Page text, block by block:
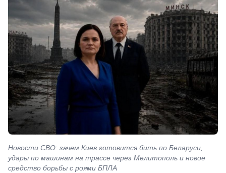
Новости СВО: зачем Киев готовится бить по Беларуси,
удары по машинам на трассе через Мелитополь и новое
средство борьбы с роями БПЛА